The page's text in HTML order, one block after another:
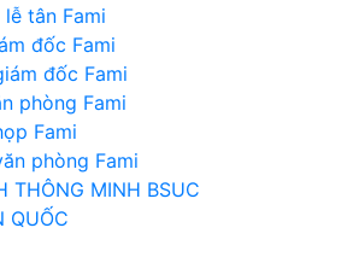
tân Fami
đốc Fami
đốc Fami
phòng Fami
Fami
phòng Fami
THÔNG MINH BSUC
QUỐC